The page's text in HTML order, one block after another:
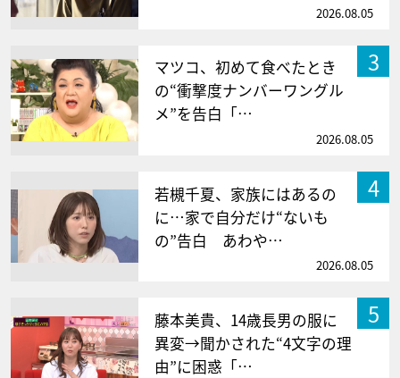
2026.08.05
3
マツコ、初めて食べたとき
の“衝撃度ナンバーワングル
メ”を告白「…
2026.08.05
4
若槻千夏、家族にはあるの
に…家で自分だけ“ないも
の”告白 あわや…
2026.08.05
5
藤本美貴、14歳長男の服に
異変→聞かされた“4文字の理
由”に困惑「…